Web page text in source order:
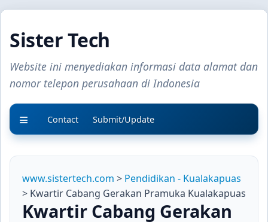
Sister Tech
Website ini menyediakan informasi data alamat dan
nomor telepon perusahaan di Indonesia
Contact Submit/Update
www.sistertech.com > Pendidikan - Kualakapuas
> Kwartir Cabang Gerakan Pramuka Kualakapuas
Kwartir Cabang Gerakan